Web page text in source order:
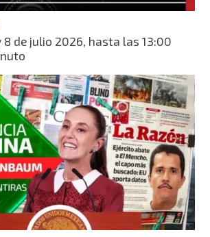
8 de julio 2026, hasta las 13:00